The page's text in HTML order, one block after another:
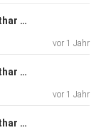
Marktgespräch am 29.04.2025: Lothar Albert & Bastian Galuschka
vor 1 Jahr
Marktgespräch am 16.04.2025: Lothar Albert & Michael Flender
vor 1 Jahr
Marktgespräch am 18.03.2025: Lothar Albert & Valentin Schelbert